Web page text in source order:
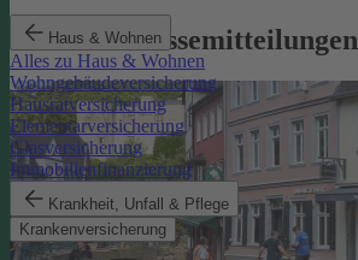
Haus & Wohnen
Alles zu Haus & Wohnen
Wohngebäudeversicherung
Hausratversicherung
Elementarversicherung
Glasversicherung
Immobilienfinanzierung
Krankheit, Unfall & Pflege
Krankenversicherung
Aktuelle Pressemitteilungen